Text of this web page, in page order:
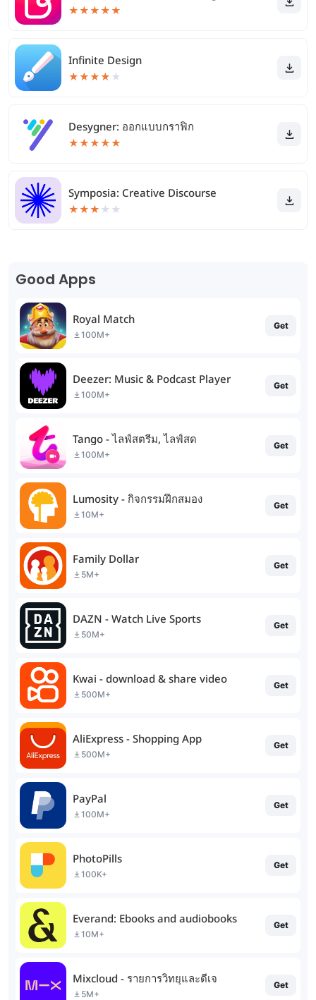
★★★★★
Infinite Design
★★★★ ★
Desygner: ออกแบบกราฟิก
★★★★★
Symposia: Creative Discourse
★★★ ★ ★
Good Apps
Royal Match
100M+
Get
Deezer: Music & Podcast Player
100M+
Get
Tango - ไลฟ์สตรีม, ไลฟ์สด
100M+
Get
Lumosity - กิจกรรมฝึกสมอง
10M+
Get
Family Dollar
5M+
Get
DAZN - Watch Live Sports
50M+
Get
Kwai - download & share video
500M+
Get
AliExpress - Shopping App
500M+
Get
PayPal
100M+
Get
PhotoPills
100K+
Get
Everand: Ebooks and audiobooks
10M+
Get
Mixcloud - รายการวิทยุและดีเจ
5M+
Get